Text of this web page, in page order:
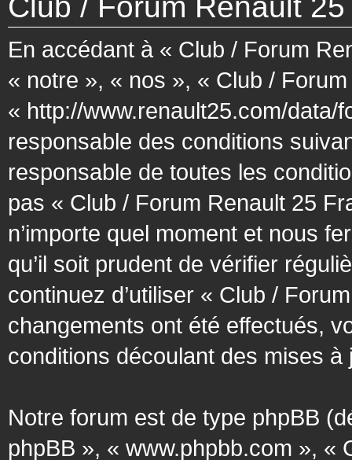
En accédant à « Club / Forum
« notre », « nos », « Club /
« http://www.renault25.com/data/
responsable des conditions
responsable de toutes les
pas « Club / Forum Renault 25
n’importe quel moment et nous
qu’il soit prudent de vérifier
continuez d’utiliser « Club /
changements ont été effectués,
conditions découlant des mises
Notre forum est de type phpBB
phpBB », « www.phpbb.com », «